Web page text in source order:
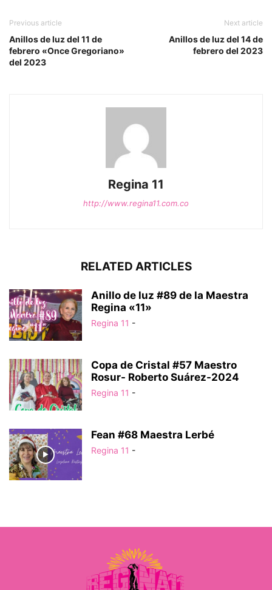
Previous article
Anillos de luz del 11 de
febrero «Once Gregoriano»
del 2023
Next article
Anillos de luz del 14 de
febrero del 2023
Regina 11
http://www.regina11.com.co
RELATED ARTICLES
Anillo de luz #89 de la Maestra
Regina «11»
Regina 11 -
Copa de Cristal #57 Maestro
Rosur- Roberto Suárez-2024
Regina 11 -
Fean #68 Maestra Lerbé
Regina 11 -